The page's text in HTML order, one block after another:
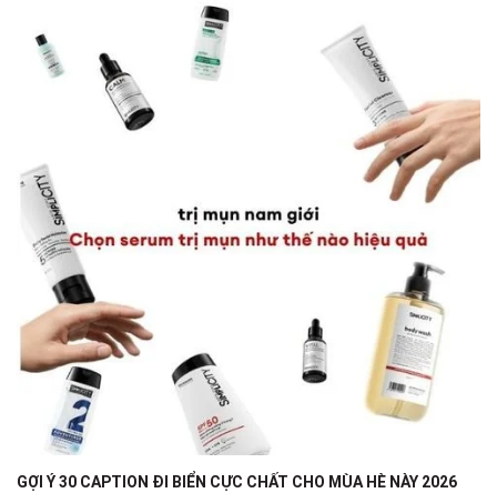
GỢI Ý 30 CAPTION ĐI BIỂN CỰC CHẤT CHO MÙA HÈ NÀY 2026